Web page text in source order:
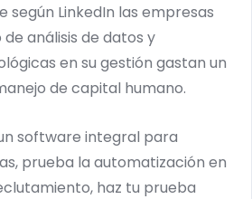
según LinkedIn las empresas
análisis de datos y
en su gestión gastan un
de capital humano.
software integral para
prueba la automatización en
haz tu prueba